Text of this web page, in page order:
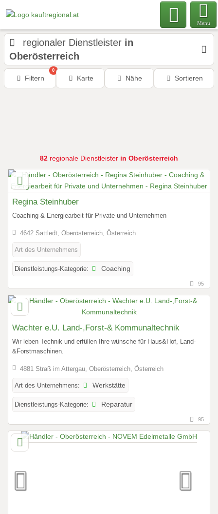
Menu
regionaler Dienstleister in
Oberösterreich
Filtern
0
Karte Nähe Sortieren
82 regionale Dienstleister in Oberösterreich
Regina Steinhuber
Coaching & Energiearbeit für Private und Unternehmen
4642 Sattledt, Oberösterreich, Österreich
Art des Unternehmens
Dienstleistungs-Kategorie: Coaching
95
Wachter e.U. Land-,Forst-& Kommunaltechnik
Wir leben Technik und erfüllen Ihre wünsche für Haus&Hof, Land-
&Forstmaschinen.
4881 Straß im Attergau, Oberösterreich, Österreich
Art des Unternehmens: Werkstätte
Dienstleistungs-Kategorie: Reparatur
95